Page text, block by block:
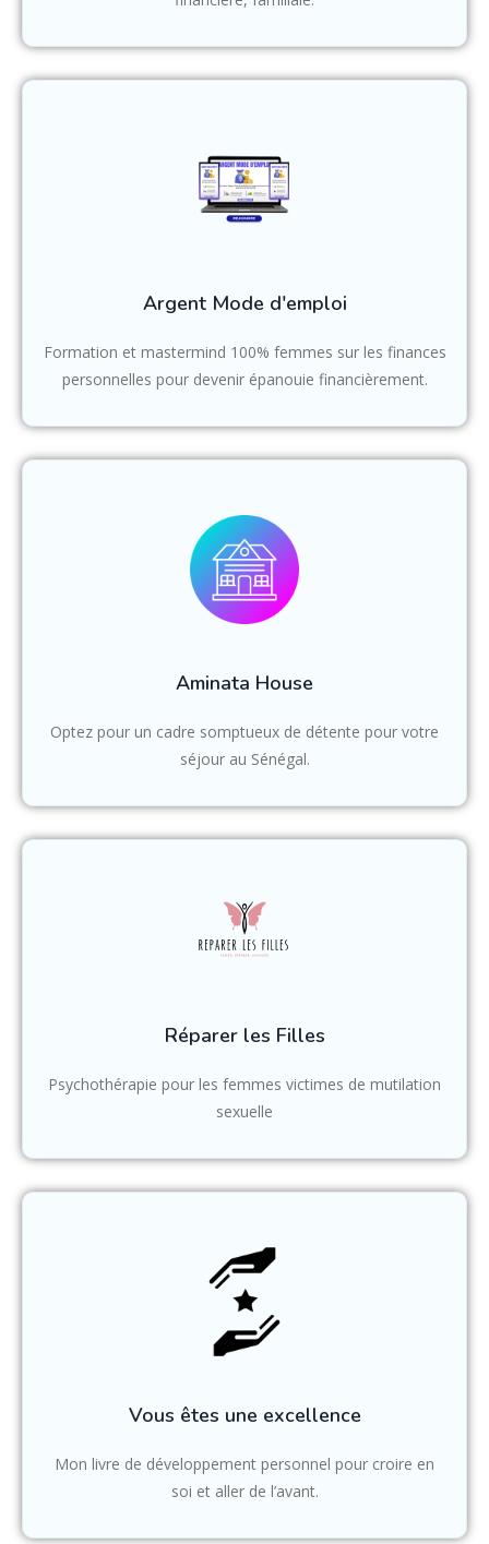
Argent Mode d'emploi
Formation et mastermind 100% femmes sur les finances
personnelles pour devenir épanouie financièrement.
Aminata House
Optez pour un cadre somptueux de détente pour votre
séjour au Sénégal.
Réparer les Filles
Psychothérapie pour les femmes victimes de mutilation
sexuelle
Vous êtes une excellence
Mon livre de développement personnel pour croire en
soi et aller de l’avant.